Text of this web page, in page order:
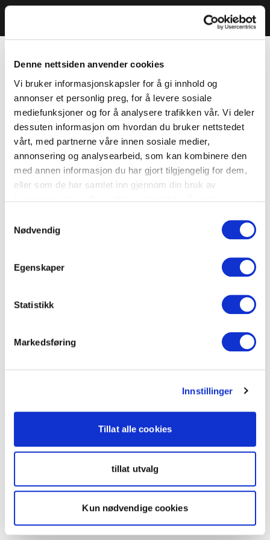
Denne nettsiden anvender cookies
Vi bruker informasjonskapsler for å gi innhold og
annonser et personlig preg, for å levere sosiale
mediefunksjoner og for å analysere trafikken vår. Vi deler
dessuten informasjon om hvordan du bruker nettstedet
vårt, med partnerne våre innen sosiale medier,
annonsering og analysearbeid, som kan kombinere den
med annen informasjon du har gjort tilgjengelig for dem,
eller som de har samlet inn gjennom din bruk av
Nødvendig
Egenskaper
Statistikk
Markedsføring
Innstillinger
Tillat alle cookies
tillat utvalg
Kun nødvendige cookies